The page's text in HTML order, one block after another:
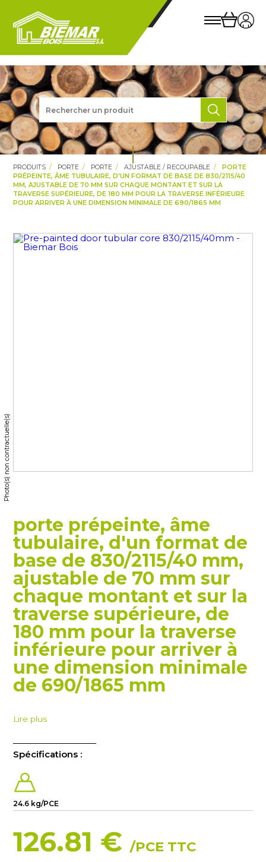
PRODUITS PORTE PORTE AJUSTABLE / RECOUPABLE
PORTE
PRÉPEINTE, ÂME TUBULAIRE, D'UN FORMAT DE BASE DE 830/2115/40
MM, AJUSTABLE DE 70 MM SUR CHAQUE MONTANT ET SUR LA
TRAVERSE SUPÉRIEURE, DE 180 MM POUR LA TRAVERSE INFÉRIEURE
POUR ARRIVER À UNE DIMENSION MINIMALE DE 690/1865 MM
Photo(s) non contractuelle(s)
porte prépeinte, âme
tubulaire, d'un format de
base de 830/2115/40 mm,
ajustable de 70 mm sur
chaque montant et sur la
traverse supérieure, de
180 mm pour la traverse
inférieure pour arriver à
une dimension minimale
de 690/1865 mm
Lire plus
Spécifications :
24.6 kg/PCE
126.81 €/PCE TTC